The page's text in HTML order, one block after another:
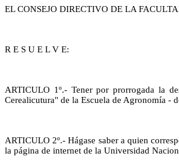
EL CONSEJO DIRECTIVO DE LA
R E S U E L V E:
ARTICULO 1º.- Tener por prorrogada la
Cerealicutura" de la Escuela de Agronomía -
ARTICULO 2º.- Hágase saber a quien
la página de internet de la Universidad